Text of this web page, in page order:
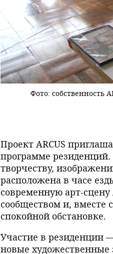
Фото: собственность
Проект ARCUS
программе
творчеству,
расположена в часе
современную арт-
сообществом и, вместе
спокойной обстановке.
Участие в резиденции
новые художественные